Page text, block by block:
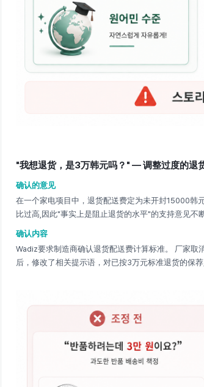
"我想退货，是3万韩元吗？" — 调整过度的退
确认的意见
在一个家电项目中，退货配送费定为未开封15000
比过高,因此"事实上是阻止退货的水平"的支持意见不
确认内容
Wadiz要求制造商确认退货配送费计算标准。 厂家
后，修改了相关提示语，对已按3万元标准退货的保荐